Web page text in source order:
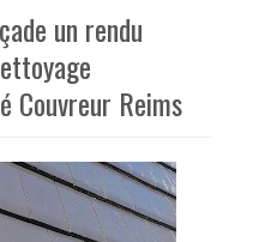
un rendu
Couvreur Reims